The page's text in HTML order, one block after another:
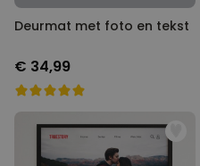
Deurmat met foto en tekst
€ 34,99
PERFORMANCE